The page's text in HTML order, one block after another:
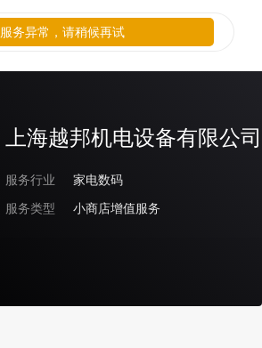
上海越邦机电设备有限公司
服务行业
家电数码
服务类型
小商店增值服务
服务异常，请稍候再试